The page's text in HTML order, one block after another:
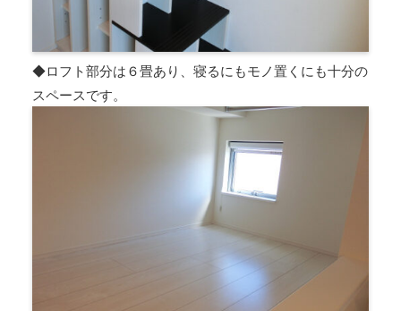
◆ロフト部分は６畳あり、寝るにもモノ置くにも十分の
スペースです。